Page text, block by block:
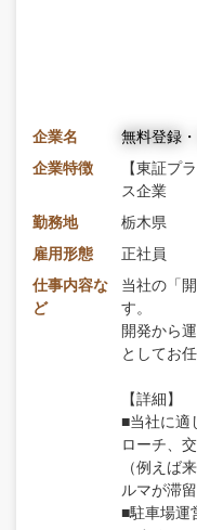
企業名
無料登録
企業特徴
【東証プ
ス企業
勤務地
栃木県
雇用形態
正社員
仕事内容な
ど
当社の「
す。
開発から
としてお
【詳細】
■当社に適
ローチ、
（例えば
ルマが滞
■駐車場運